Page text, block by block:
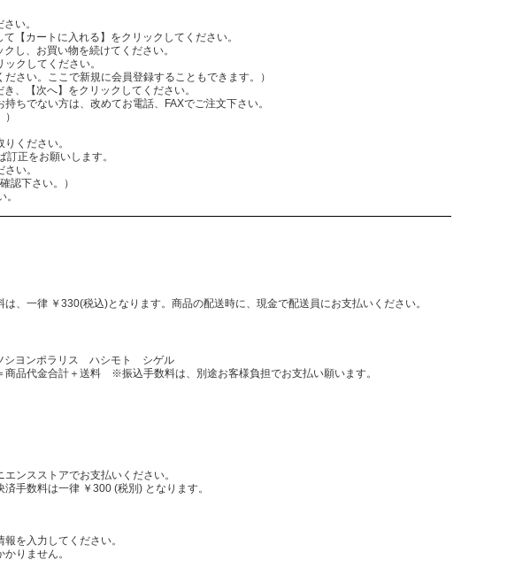
い。
【カートに入れる】をクリックしてください。
し、お買い物を続けてください。
してください。
。ここで新規に会員登録することもできます。）
、【次へ】をクリックしてください。
ない方は、改めてお電話、FAXでご注文下さい。
ください。
正をお願いします。
い。
下さい。）
一律 ￥330(税込)となります。商品の配送時に、現金で配送員にお支払いください。
ヨンポラリス ハシモト シゲル
品代金合計＋送料 ※振込手数料は、別途お客様負担でお支払い願います。
ンスストアでお支払いください。
数料は一律 ￥300 (税別) となります。
を入力してください。
りません。